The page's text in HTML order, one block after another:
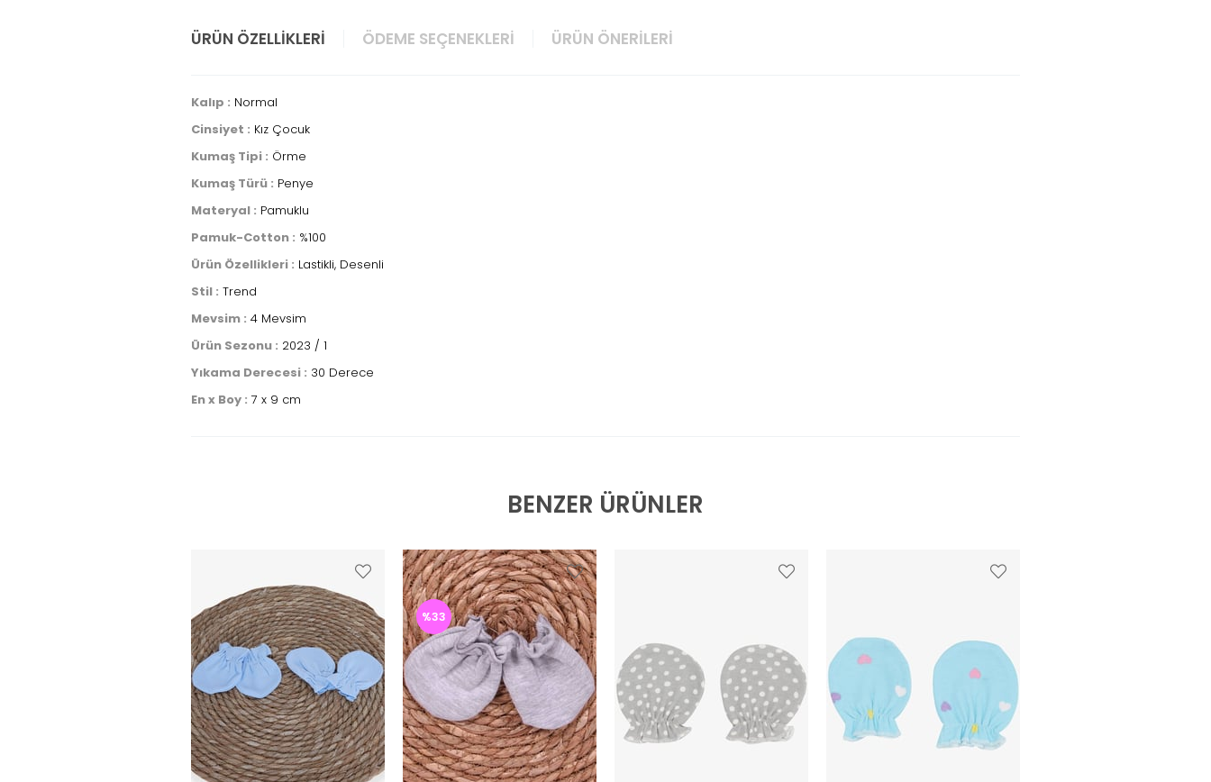
ÜRÜN ÖZELLIKLERI ÖDEME SEÇENEKLERI ÜRÜN ÖNERILERI
Kalıp : Normal
Cinsiyet : Kız Çocuk
Kumaş Tipi : Örme
Kumaş Türü : Penye
Materyal : Pamuklu
Pamuk-Cotton : %100
Ürün Özellikleri : Lastikli, Desenli
Stil : Trend
Mevsim : 4 Mevsim
Ürün Sezonu : 2023 / 1
Yıkama Derecesi : 30 Derece
En x Boy : 7 x 9 cm
BENZER ÜRÜNLER
%33